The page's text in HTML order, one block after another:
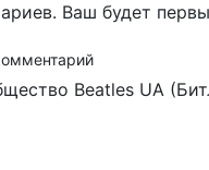
Ваш будет
Beatles UA